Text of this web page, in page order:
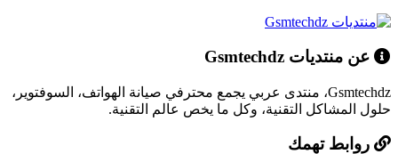
عن منتديات Gsmtechdz
Gsmtechdz، منتدى عربي يجمع محترفي صيانة الهواتف، السوفتوير،
حلول المشاكل التقنية، وكل ما يخص عالم التقنية.
روابط تهمك